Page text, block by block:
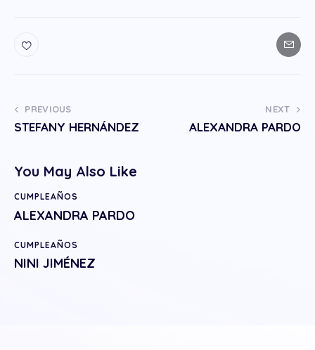
PREVIOUS
STEFANY HERNÁNDEZ
NEXT
ALEXANDRA PARDO
You May Also Like
CUMPLEAÑOS
ALEXANDRA PARDO
CUMPLEAÑOS
NINI JIMÉNEZ